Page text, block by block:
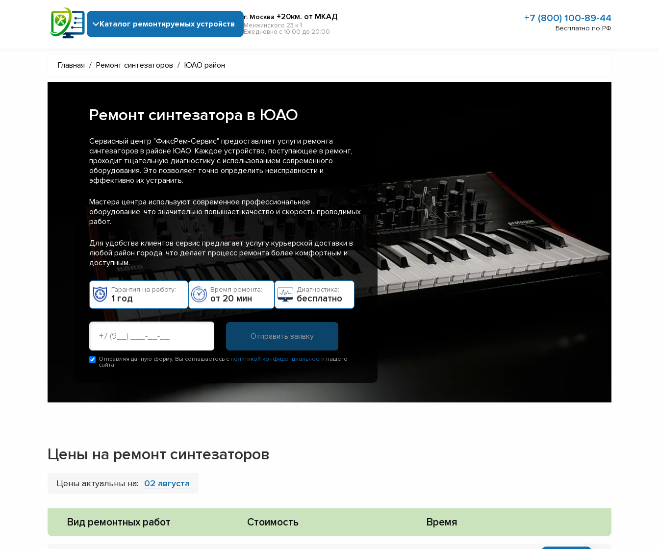
Каталог ремонтируемых устройств
г. Москва +20км. от МКАД
Менжинского 23 к 1
Ежедневно с 10:00 до 20:00
+7 (800) 100-89-44
Бесплатно по РФ
Главная / Ремонт синтезаторов / ЮАО район
Ремонт синтезатора в ЮАО
Сервисный центр "ФиксРем-Сервис" предоставляет услуги ремонта
синтезаторов в районе ЮАО. Каждое устройство, поступающее в ремонт,
проходит тщательную диагностику с использованием современного
оборудования. Это позволяет точно определить неисправности и
эффективно их устранить.
Мастера центра используют современное профессиональное
оборудование, что значительно повышает качество и скорость проводимых
работ.
Для удобства клиентов сервис предлагает услугу курьерской доставки в
любой район города, что делает процесс ремонта более комфортным и
доступным.
Гарантия на работу:
1 год
Время ремонта:
от 20 мин
Диагностика:
бесплатно
Отправляя данную форму, Вы соглашаетесь с политикой конфиденциальности нашего
сайта
Цены на ремонт синтезаторов
Цены актуальны на: 02 августа
Вид ремонтных работ Стоимость Время